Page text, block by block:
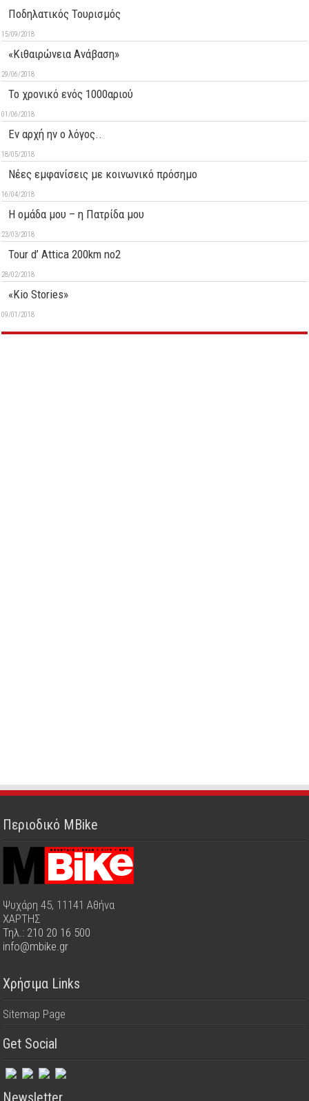
Ποδηλατικός Τουρισμός
15/09/2018
«Κιθαιρώνεια Ανάβαση»
29/06/2018
Το χρονικό ενός 1000αριού
01/06/2018
Εν αρχή ην ο λόγος..
18/05/2018
Νέες εμφανίσεις με κοινωνικό πρόσημο
16/04/2018
Η ομάδα μου – η Πατρίδα μου
23/03/2018
Tour d’ Attica 200km no2
28/02/2018
«Kio Stories»
09/01/2018
Περιοδικό MBike
Ψυχάρη 45, 11141 Αθήνα
ΧΑΡΤΗΣ
Τηλ.: 210 20 16 500
info@mbike.gr
Χρήσιμα Links
Sitemap Page
Get Social
Newsletter